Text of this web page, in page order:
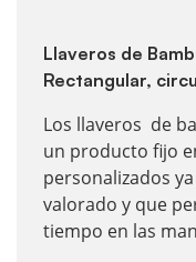
Llaveros de
Rectangular,
Los llaveros de
un producto fijo
personalizados
valorado y que
tiempo en las